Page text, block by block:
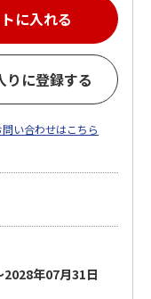
に入れる
りに登録する
い合わせはこちら
年07月31日